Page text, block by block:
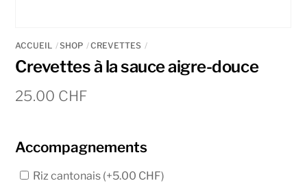
ACCUEIL SHOP CREVETTES
Crevettes à la sauce aigre-douce
25.00 CHF
Accompagnements
Riz cantonais (+5.00 CHF)